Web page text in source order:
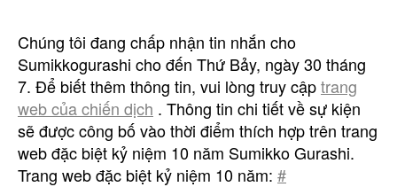
Chúng tôi đang chấp nhận tin nhắn cho
Sumikkogurashi cho đến Thứ Bảy, ngày 30 tháng
7. Để biết thêm thông tin, vui lòng truy cậptrang
web của chiến dịch . Thông tin chi tiết về sự kiện
sẽ được công bố vào thời điểm thích hợp trên trang
web đặc biệt kỷ niệm 10 năm Sumikko Gurashi.
Trang web đặc biệt kỷ niệm 10 năm: #